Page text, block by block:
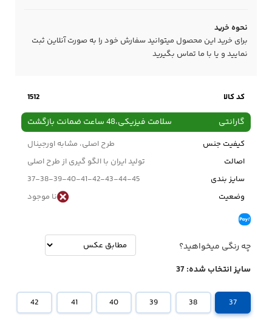
نحوه خرید
برای خرید این محصول میتوانید سفارش خود را به صورت آنلاین ثبت
نمایید و یا با ما تماس بگیرید
کد کالا 1512
گارانتی سلامت فیزیکی،48 ساعت ضمانت بازگشت
کیفیت جنس
طرح اصلی، مشابه اورجینال
اصالت
تولید ایران با الگو گیری از طرح اصلی
سایز بندی
37-38-39-40-41-42-43-44-45
وضعیت
نا موجود
چه رنگی میخواهید؟
سایز انتخاب شده:37
37
38
39
40
41
42